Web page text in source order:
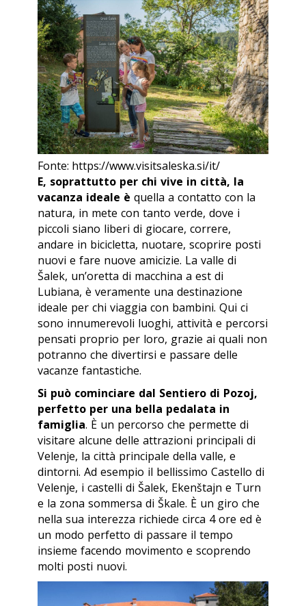
Fonte: https://www.visitsaleska.si/it/
E, soprattutto per chi vive in città, la
vacanza ideale è quella a contatto con la
natura, in mete con tanto verde, dove i
piccoli siano liberi di giocare, correre,
andare in bicicletta, nuotare, scoprire posti
nuovi e fare nuove amicizie. La valle di
Šalek, un’oretta di macchina a est di
Lubiana, è veramente una destinazione
ideale per chi viaggia con bambini. Qui ci
sono innumerevoli luoghi, attività e percorsi
pensati proprio per loro, grazie ai quali non
potranno che divertirsi e passare delle
vacanze fantastiche.
Si può cominciare dal Sentiero di Pozoj,
perfetto per una bella pedalata in
famiglia. È un percorso che permette di
visitare alcune delle attrazioni principali di
Velenje, la città principale della valle, e
dintorni. Ad esempio il bellissimo Castello di
Velenje, i castelli di Šalek, Ekenštajn e Turn
e la zona sommersa di Škale. È un giro che
nella sua interezza richiede circa 4 ore ed è
un modo perfetto di passare il tempo
insieme facendo movimento e scoprendo
molti posti nuovi.